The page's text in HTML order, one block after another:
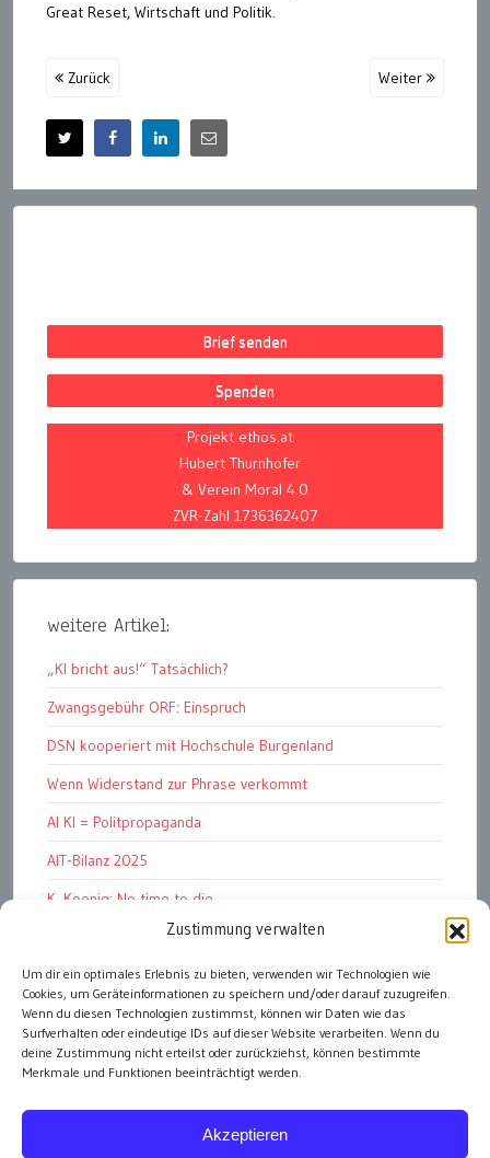
Zustimmung verwalten
Um dir ein optimales Erlebnis zu bieten, verwenden wir Technologien wie
Cookies, um Geräteinformationen zu speichern und/oder darauf zuzugreifen.
Wenn du diesen Technologien zustimmst, können wir Daten wie das
Surfverhalten oder eindeutige IDs auf dieser Website verarbeiten. Wenn du
deine Zustimmung nicht erteilst oder zurückziehst, können bestimmte
Merkmale und Funktionen beeinträchtigt werden.
Akzeptieren
Great Reset, Wirtschaft und Politik.
Zurück Weiter
Brief senden
Spenden
Projekt ethos.at
Hubert Thurnhofer
& Verein Moral 4.0
ZVR-Zahl 1736362407
weitere Artikel:
„KI bricht aus!“ Tatsächlich?
Zwangsgebühr ORF: Einspruch
DSN kooperiert mit Hochschule Burgenland
Wenn Widerstand zur Phrase verkommt
AI KI = Politpropaganda
AIT-Bilanz 2025
K. Koenig: No time to die
Hinschauen statt Wegschauen
EMRK Art. 15: „das Leben der Nation“
Pressfreedom Report ignoriert EU-Sanktionen
alle Artikel